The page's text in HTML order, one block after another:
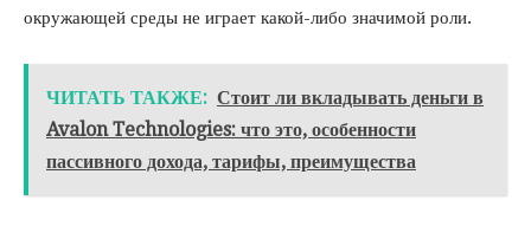
окружающей среды не играет какой-либо значимой роли.
ЧИТАТЬ ТАКЖЕ: Стоит ли вкладывать деньги в
Avalon Technologies: что это, особенности
пассивного дохода, тарифы, преимущества